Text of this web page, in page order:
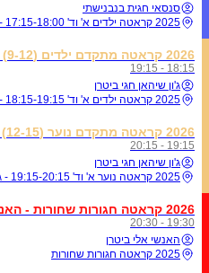
סנסאי חגית בנבנישתי
2025 קראטה ילדים א' וד' 17:15-18:00 - סנסאי חגית
18:15 - 19:15
ג'ון שיהאן חגי ביטרן
2025 קראטה ילדים א' וד' 18:15-19:15 - ג'ון שיהאן חגי
19:15 - 20:15
ג'ון שיהאן חגי ביטרן
2025 קראטה נוער א' וד' 19:15-20:15 - ג'ון שיהאן חגי
2026 קראטה חגורות שחורות - האנשי | ימי א' וד' 19:30-20:30
19:30 - 20:30
האנשי אלי ביטרן
2025 קראטה חגורות שחורות